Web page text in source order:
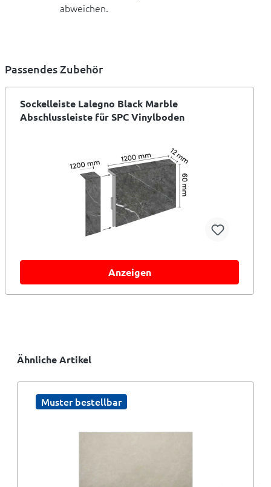
abweichen.
Passendes Zubehör
Sockelleiste Lalegno Black Marble
Abschlussleiste für SPC Vinylboden
Anzeigen
Ähnliche Artikel
Muster bestellbar